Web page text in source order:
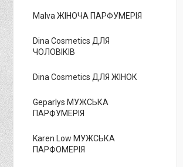
Malva ЖІНОЧА ПАРФУМЕРІЯ
Dina Cosmetics ДЛЯ
ЧОЛОВІКІВ
Dina Cosmetics ДЛЯ ЖІНОК
Geparlys МУЖСЬКА
ПАРФУМЕРІЯ
Karen Low МУЖСЬКА
ПАРФОМЕРІЯ